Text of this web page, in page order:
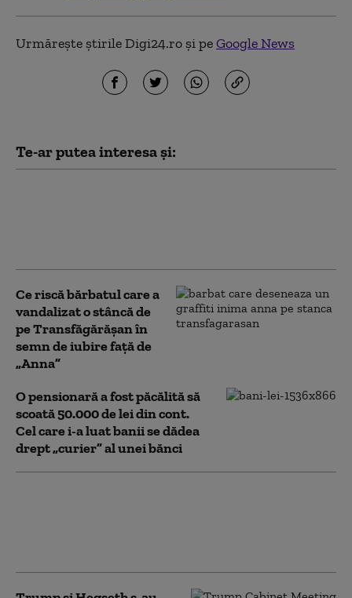
Urmărește știrile Digi24.ro și peGoogle News
Te-ar putea interesa și:
Ce riscă bărbatul care a
vandalizat o stâncă de
pe Transfăgărășan în
semn de iubire față de
„Anna”
O pensionară a fost păcălită să
scoată 50.000 de lei din cont.
Cel care i-a luat banii se dădea
drept „curier” al unei bănci